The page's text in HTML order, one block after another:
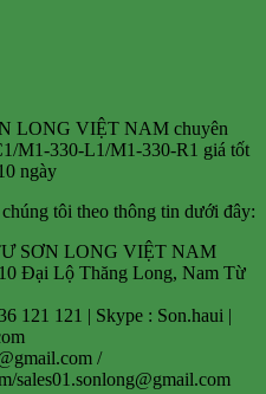
LONG VIỆT NAM chuyên
M1-330-L1/M1-330-R1 giá tốt
ngày
tôi theo thông tin dưới đây:
SƠN LONG VIỆT NAM
Đại Lộ Thăng Long, Nam Từ
121 121 | Skype : Son.haui |
/
sales01.sonlong@gmail.com